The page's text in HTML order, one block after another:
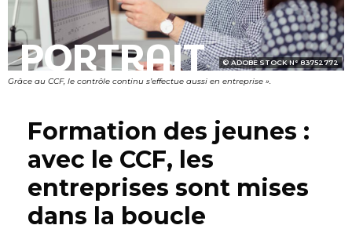
PORTRAIT ADOBE STOCK N° 83752772
Grâce au CCF, le contrôle continu s’effectue aussi en entreprise ».
Formation des jeunes :
avec le CCF, les
entreprises sont mises
dans la boucle